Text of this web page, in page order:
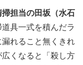
掃担当の田坂（水石
具一式を積んだラ
れること無くきれ
くなると「殺し方